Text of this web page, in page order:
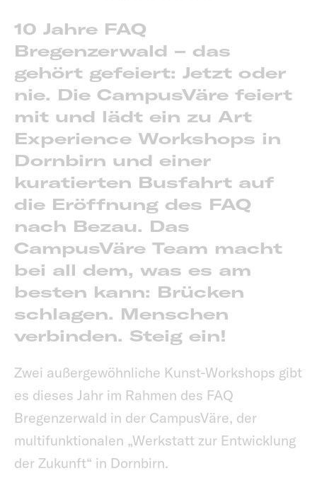
10 Jahre FAQ
Bregenzerwald – das
gehört gefeiert: Jetzt oder
nie. Die CampusVäre feiert
mit und lädt ein zu Art
Experience Workshops in
Dornbirn und einer
kuratierten Busfahrt auf
die Eröffnung des FAQ
nach Bezau. Das
CampusVäre Team macht
bei all dem, was es am
besten kann: Brücken
schlagen. Menschen
verbinden. Steig ein!
Zwei außergewöhnliche Kunst-Workshops gibt
es dieses Jahr im Rahmen des FAQ
Bregenzerwald in der CampusVäre, der
multifunktionalen „Werkstatt zur Entwicklung
der Zukunft“ in Dornbirn.